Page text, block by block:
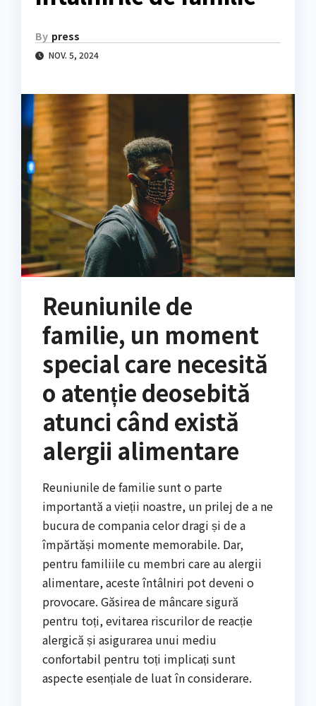
By press
NOV. 5, 2024
Reuniunile de
familie, un moment
special care necesită
o atenție deosebită
atunci când există
alergii alimentare
Reuniunile de familie sunt o parte
importantă a vieții noastre, un prilej de a ne
bucura de compania celor dragi și de a
împărtăși momente memorabile. Dar,
pentru familiile cu membri care au alergii
alimentare, aceste întâlniri pot deveni o
provocare. Găsirea de mâncare sigură
pentru toți, evitarea riscurilor de reacție
alergică și asigurarea unui mediu
confortabil pentru toți implicați sunt
aspecte esențiale de luat în considerare.